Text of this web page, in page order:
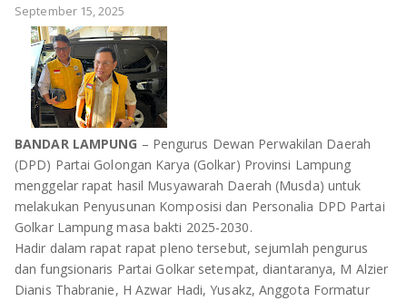
DAERAH
BANDAR LAMPUNG
METRO
LAMPUNG TENGAH
LAMPUNG UTARA
LAMPUNG TIMUR
LAMPUNG BARAT
PENDIDIKAN
WISATA
OLAHRAGA
ADVETORIAL
September 15, 2025
BANDAR LAMPUNG – Pengurus Dewan Perwakilan Daerah
(DPD) Partai Golongan Karya (Golkar) Provinsi Lampung
menggelar rapat hasil Musyawarah Daerah (Musda) untuk
melakukan Penyusunan Komposisi dan Personalia DPD Partai
Golkar Lampung masa bakti 2025-2030.
Hadir dalam rapat rapat pleno tersebut, sejumlah pengurus
dan fungsionaris Partai Golkar setempat, diantaranya, M Alzier
Dianis Thabranie, H Azwar Hadi, Yusakz, Anggota Formatur